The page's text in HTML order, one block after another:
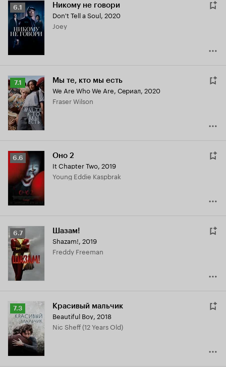
Рейтинг
Кинопоиска
6.1
6.1 Никому не говори
Don't Tell a Soul, 2020
Joey
Рейтинг
Кинопоиска
7.1
7.1 Мы те, кто мы есть
We Are Who We Are, Сериал, 2020
Fraser Wilson
Рейтинг
Кинопоиска
6.6
6.6 Оно 2
It Chapter Two, 2019
Young Eddie Kaspbrak
Рейтинг
Кинопоиска
6.7
6.7 Шазам!
Shazam!, 2019
Freddy Freeman
Рейтинг
Кинопоиска
7.3
7.3 Красивый мальчик
Beautiful Boy, 2018
Nic Sheff (12 Years Old)